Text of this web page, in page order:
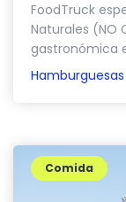
FoodTruck
Naturales (NO
gastronómica
Hamburguesas
Comida